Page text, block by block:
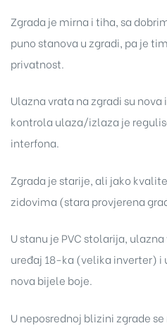
Zgrada je mirna i tiha, sa
puno stanova u zgradi, pa je
privatnost.
Ulazna vrata na zgradi su
kontrola ulaza/izlaza je
interfona.
Zgrada je starije, ali jako
zidovima (stara provjerena
U stanu je PVC stolarija,
uređaj 18-ka (velika inverter) i
nova bijele boje.
U neposrednoj blizini zgrade